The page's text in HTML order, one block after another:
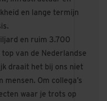
en lange termijn
en ruim 3.700
van de Nederlandse
draait het bij ons niet
Om collega’s
waar je trots op